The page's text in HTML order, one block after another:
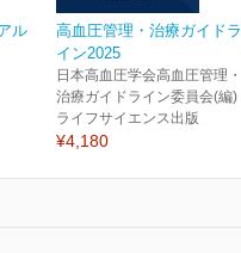
ル
高血圧管理・治療ガイドラ
イン2025
日本高血圧学会高血圧管理・
治療ガイドライン委員会(編)
ライフサイエンス出版
¥4,180